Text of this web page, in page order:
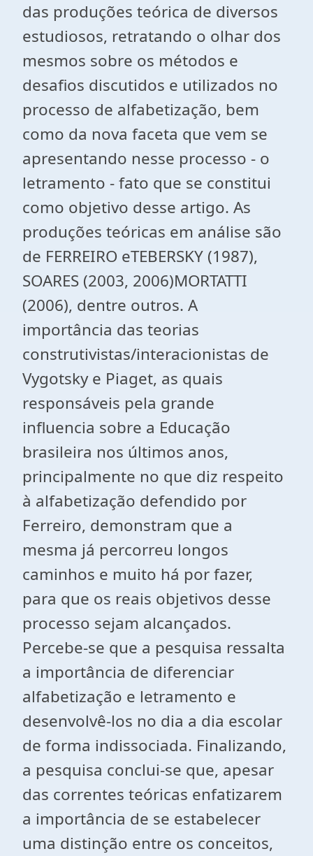
das produções teórica de diversos
estudiosos, retratando o olhar dos
mesmos sobre os métodos e
desafios discutidos e utilizados no
processo de alfabetização, bem
como da nova faceta que vem se
apresentando nesse processo - o
letramento - fato que se constitui
como objetivo desse artigo. As
produções teóricas em análise são
de FERREIRO eTEBERSKY (1987),
SOARES (2003, 2006)MORTATTI
(2006), dentre outros. A
importância das teorias
construtivistas/interacionistas de
Vygotsky e Piaget, as quais
responsáveis pela grande
influencia sobre a Educação
brasileira nos últimos anos,
principalmente no que diz respeito
à alfabetização defendido por
Ferreiro, demonstram que a
mesma já percorreu longos
caminhos e muito há por fazer,
para que os reais objetivos desse
processo sejam alcançados.
Percebe-se que a pesquisa ressalta
a importância de diferenciar
alfabetização e letramento e
desenvolvê-los no dia a dia escolar
de forma indissociada. Finalizando,
a pesquisa conclui-se que, apesar
das correntes teóricas enfatizarem
a importância de se estabelecer
uma distinção entre os conceitos,